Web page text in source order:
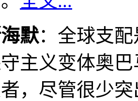
默：全球支
主义变体奥
，尽管很少